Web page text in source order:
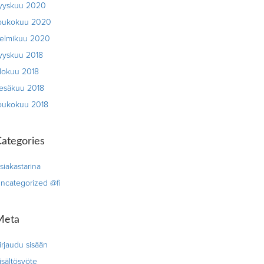
2020
2020
2020
2018
2018
2018
2018
@fi
sisään